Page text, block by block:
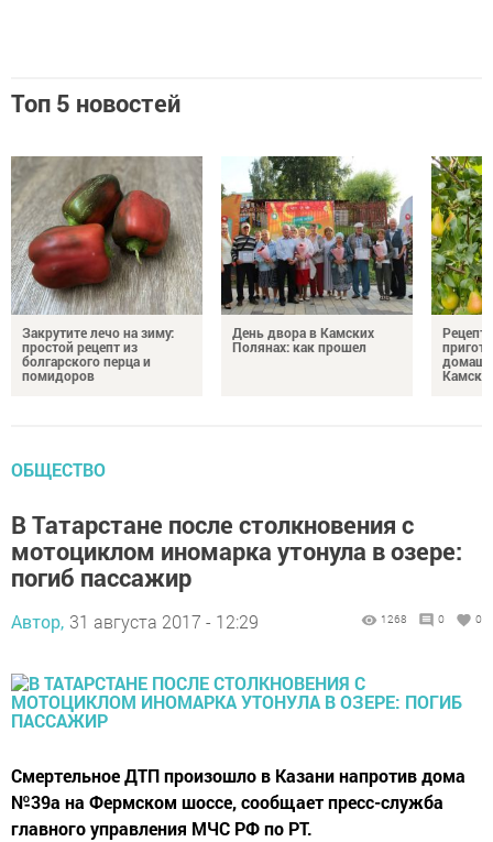
Топ 5 новостей
Закрутите лечо на зиму:
простой рецепт из
болгарского перца и
помидоров
День двора в Камских
Полянах: как прошел
ОБЩЕСТВО
В Татарстане после столкновения с
мотоциклом иномарка утонула в озере:
погиб пассажир
Автор, 31 августа 2017 - 12:29 1268 0 0
Смертельное ДТП произошло в Казани напротив дома
№39а на Фермском шоссе, сообщает пресс-служба
главного управления МЧС РФ по РТ.